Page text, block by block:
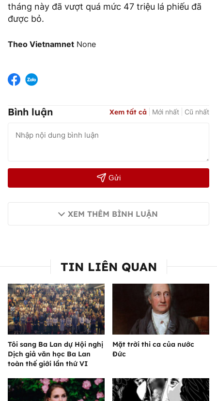
tháng này đã vượt quá mức 47 triệu lá phiếu đã
được bỏ.
Theo Vietnamnet None
Bình luận Xem tất cả Mới nhất Cũ nhất
Gửi
XEM THÊM BÌNH LUẬN
TIN LIÊN QUAN
Tôi sang Ba Lan dự Hội nghị
Dịch giả văn học Ba Lan
toàn thế giới lần thứ VI
Mặt trời thi ca của nước
Đức